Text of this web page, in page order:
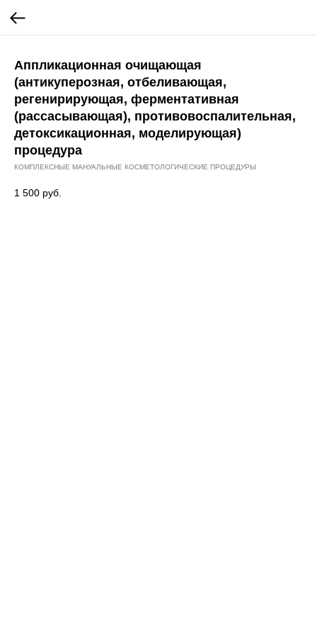
Аппликационная очищающая
(антикуперозная, отбеливающая,
регенирирующая, ферментативная
(рассасывающая), противовоспалительная,
детоксикационная, моделирующая)
процедура
КОМПЛЕКСНЫЕ МАНУАЛЬНЫЕ КОСМЕТОЛОГИЧЕСКИЕ ПРОЦЕДУРЫ
1 500 руб.